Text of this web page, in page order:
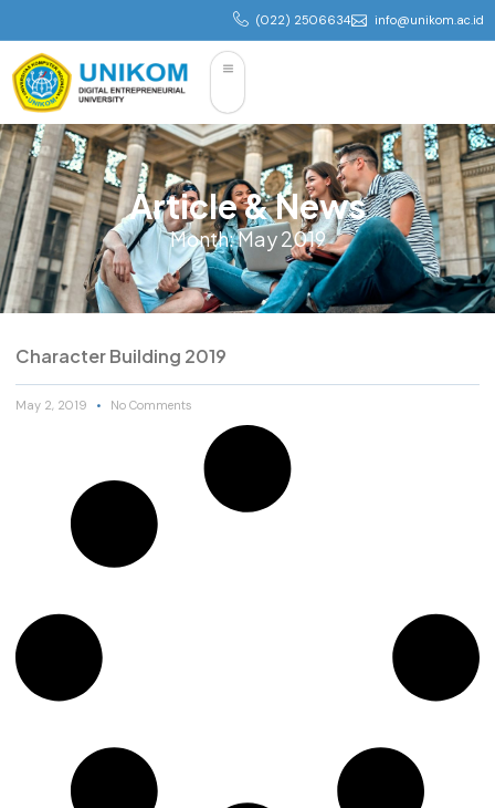
(022) 2506634 info@unikom.ac.id
Article & News
Month: May 2019
Character Building 2019
May 2, 2019 No Comments